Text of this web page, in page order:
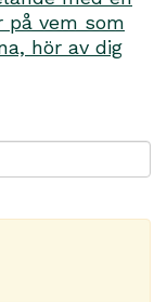
på vem som
hör av dig